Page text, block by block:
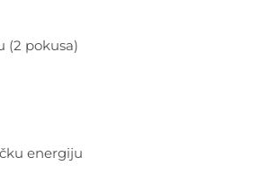
(2 pokusa)
energiju